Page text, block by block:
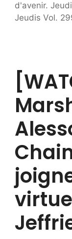
d'avenir.
Jeudis Vol.